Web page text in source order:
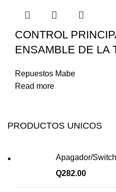
CONTROL
ENSAMBLE DE LA
Repuestos Mabe
Read more
PRODUCTOS UNICOS
Apagador/
Q282.00